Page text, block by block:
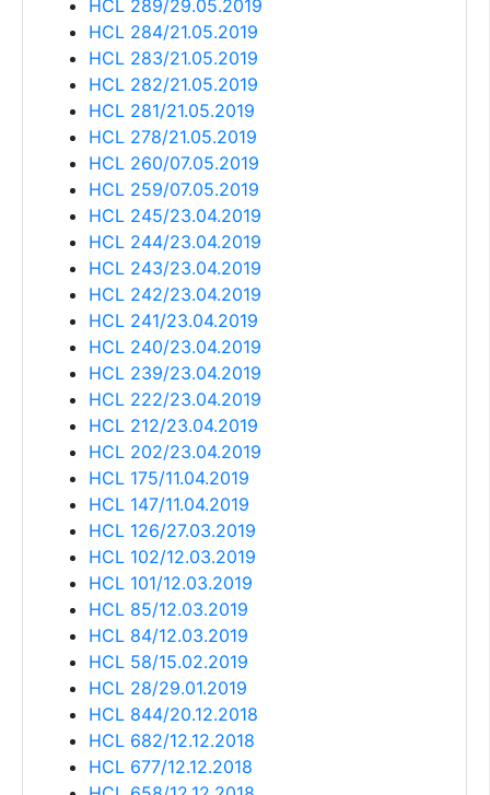
HCL 289/29.05.2019
HCL 284/21.05.2019
HCL 283/21.05.2019
HCL 282/21.05.2019
HCL 281/21.05.2019
HCL 278/21.05.2019
HCL 260/07.05.2019
HCL 259/07.05.2019
HCL 245/23.04.2019
HCL 244/23.04.2019
HCL 243/23.04.2019
HCL 242/23.04.2019
HCL 241/23.04.2019
HCL 240/23.04.2019
HCL 239/23.04.2019
HCL 222/23.04.2019
HCL 212/23.04.2019
HCL 202/23.04.2019
HCL 175/11.04.2019
HCL 147/11.04.2019
HCL 126/27.03.2019
HCL 102/12.03.2019
HCL 101/12.03.2019
HCL 85/12.03.2019
HCL 84/12.03.2019
HCL 58/15.02.2019
HCL 28/29.01.2019
HCL 844/20.12.2018
HCL 682/12.12.2018
HCL 677/12.12.2018